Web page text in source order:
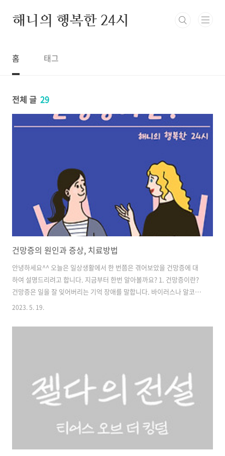
해니의 행복한 24시
홈 태그
전체 글 29
건망증의 원인과 증상, 치료방법
안녕하세요^^ 오늘은 일상생활에서 한 번쯤은 겪어보았을 건망증에 대
하여 설명드리려고 합니다. 지금부터 한번 알아볼까요? 1. 건망증이란?
건망증은 일을 잘 잊어버리는 기억 장애를 말합니다. 바이러스나 알코올
등의 이유로 뇌가 손상되어 발생하는 증상입니다. 이는 어떤 사건이나 사
하여 기억장애라고도 하는데 의학적으로는 몸의 기능에 문제가 생기면
에 무관하게 다양한 사람들에게 특별한 원인 없이도 나타날 수 있습니다.
일상생활에서 받는 스..
2023. 5. 19.